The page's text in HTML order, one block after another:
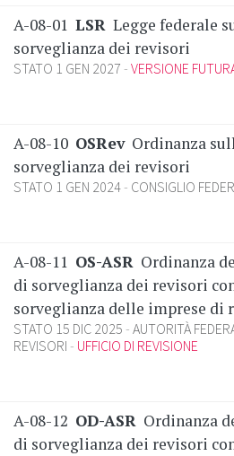
A-08-01 LSR Legge federale
sorveglianza dei revisori
STATO 1 GEN 2027 VERSIONE
A-08-10 OSRev Ordinanza
sorveglianza dei revisori
STATO 1 GEN 2024 CONSIGLIO
A-08-11 OS-ASR Ordinanza
di sorveglianza dei revisori
sorveglianza delle imprese di
STATO 15 DIC 2025 AUTORITÀ
REVISORI
UFFICIO DI REVISIONE
A-08-12 OD-ASR Ordinanza
di sorveglianza dei revisori